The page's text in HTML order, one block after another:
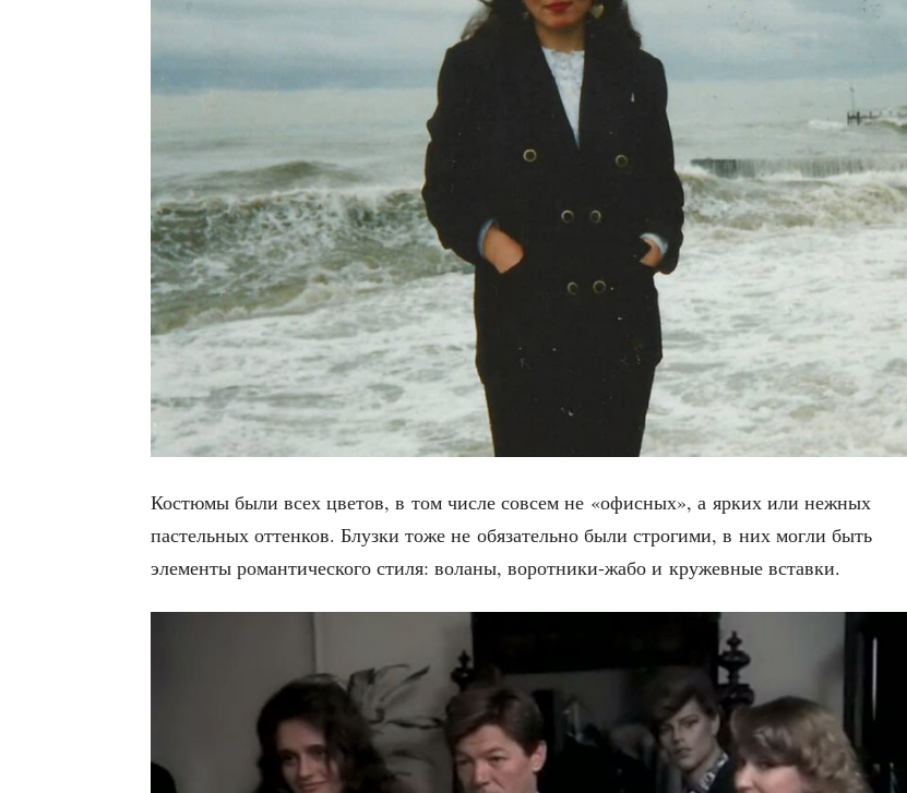
Костю­мы были всех цве­тов, в том чис­ле совсем не «офис­ных», а ярких или неж­ных
пастель­ных оттен­ков. Блуз­ки тоже не обя­за­тель­но были стро­ги­ми, в них мог­ли быть
эле­мен­ты роман­ти­че­ско­го сти­ля: вола­ны, ворот­ни­ки-жабо и кру­жев­ные вставки.